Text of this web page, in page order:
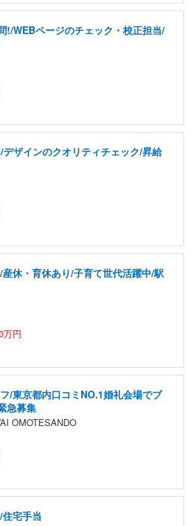
!/WEBページのチェック・校正担当/
ザインのクオリティチェック/昇給
休・育休あり/子育て世代活躍中/駅
万円
/東京都内口コミNO.1婚礼会場でブ
急募集
OMOTESANDO
宅手当